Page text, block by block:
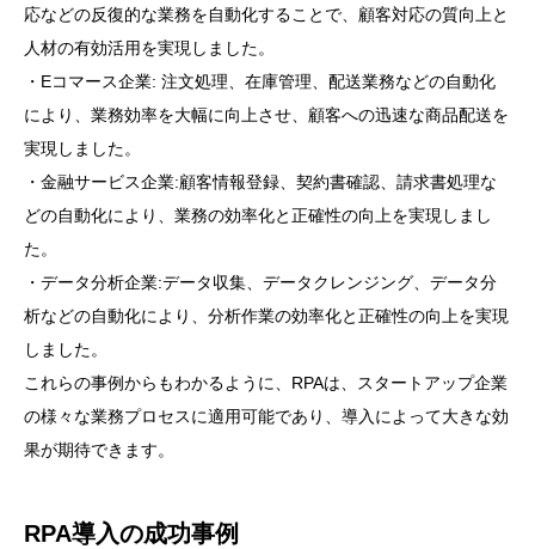
応などの反復的な業務を自動化することで、顧客対応の質向上と
人材の有効活用を実現しました。
・Eコマース企業: 注文処理、在庫管理、配送業務などの自動化
により、業務効率を大幅に向上させ、顧客への迅速な商品配送を
実現しました。
・金融サービス企業:顧客情報登録、契約書確認、請求書処理な
どの自動化により、業務の効率化と正確性の向上を実現しまし
た。
・データ分析企業:データ収集、データクレンジング、データ分
析などの自動化により、分析作業の効率化と正確性の向上を実現
しました。
これらの事例からもわかるように、RPAは、スタートアップ企業
の様々な業務プロセスに適用可能であり、導入によって大きな効
果が期待できます。
RPA導入の成功事例